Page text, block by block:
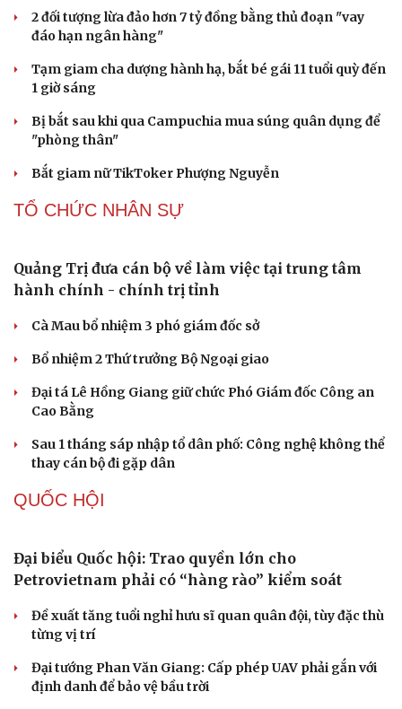
2 đối tượng lừa đảo hơn 7 tỷ đồng bằng thủ đoạn "vay
đáo hạn ngân hàng"
Tạm giam cha dượng hành hạ, bắt bé gái 11 tuổi quỳ đến
1 giờ sáng
Bị bắt sau khi qua Campuchia mua súng quân dụng để
"phòng thân"
Bắt giam nữ TikToker Phượng Nguyễn
TỔ CHỨC NHÂN SỰ
Quảng Trị đưa cán bộ về làm việc tại trung tâm
hành chính - chính trị tỉnh
Cà Mau bổ nhiệm 3 phó giám đốc sở
Bổ nhiệm 2 Thứ trưởng Bộ Ngoại giao
Đại tá Lê Hồng Giang giữ chức Phó Giám đốc Công an
Cao Bằng
Sau 1 tháng sáp nhập tổ dân phố: Công nghệ không thể
thay cán bộ đi gặp dân
QUỐC HỘI
Đại biểu Quốc hội: Trao quyền lớn cho
Petrovietnam phải có “hàng rào” kiểm soát
Đề xuất tăng tuổi nghỉ hưu sĩ quan quân đội, tùy đặc thù
từng vị trí
Đại tướng Phan Văn Giang: Cấp phép UAV phải gắn với
định danh để bảo vệ bầu trời